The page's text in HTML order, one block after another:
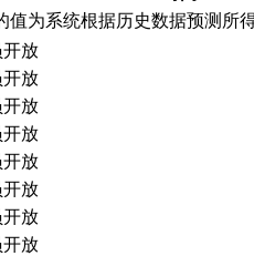
值为系统根据历史数据预测所
放
放
放
放
放
放
放
放